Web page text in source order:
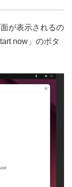
が表示されるの
now」のボタ